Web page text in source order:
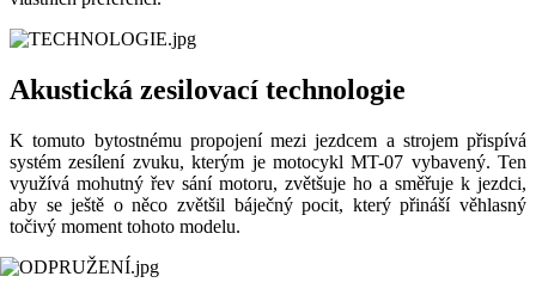
Akustická zesilovací technologie
K tomuto bytostnému propojení mezi jezdcem a strojem přispívá
systém zesílení zvuku, kterým je motocykl MT-07 vybavený. Ten
využívá mohutný řev sání motoru, zvětšuje ho a směřuje k jezdci,
aby se ještě o něco zvětšil báječný pocit, který přináší věhlasný
točivý moment tohoto modelu.